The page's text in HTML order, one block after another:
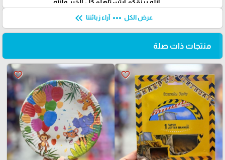
الله يرزقكم ابتستاهلو كل الخير والله
عرض الكل more_horiz آراء زبائننا keyboard_double_arrow_left
منتجات ذات صلة
favorite_border
favorite_border